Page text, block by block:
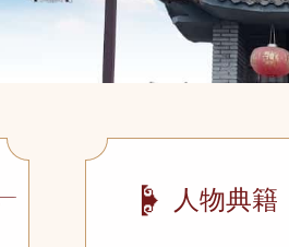
人物典籍